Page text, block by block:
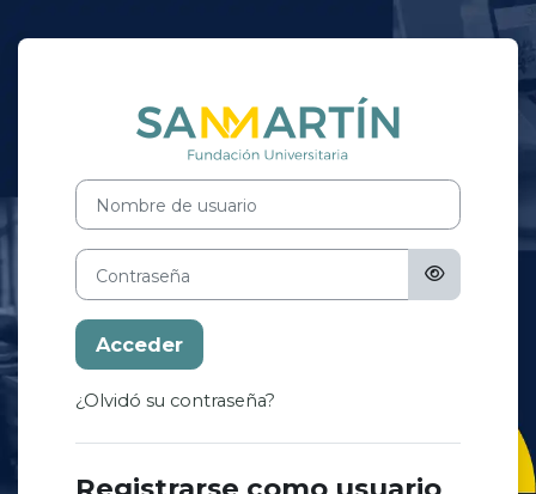
Entrar a San
Saltar a creación de una nueva cuenta
Nombre de usuario
Contraseña
Acceder
¿Olvidó su contraseña?